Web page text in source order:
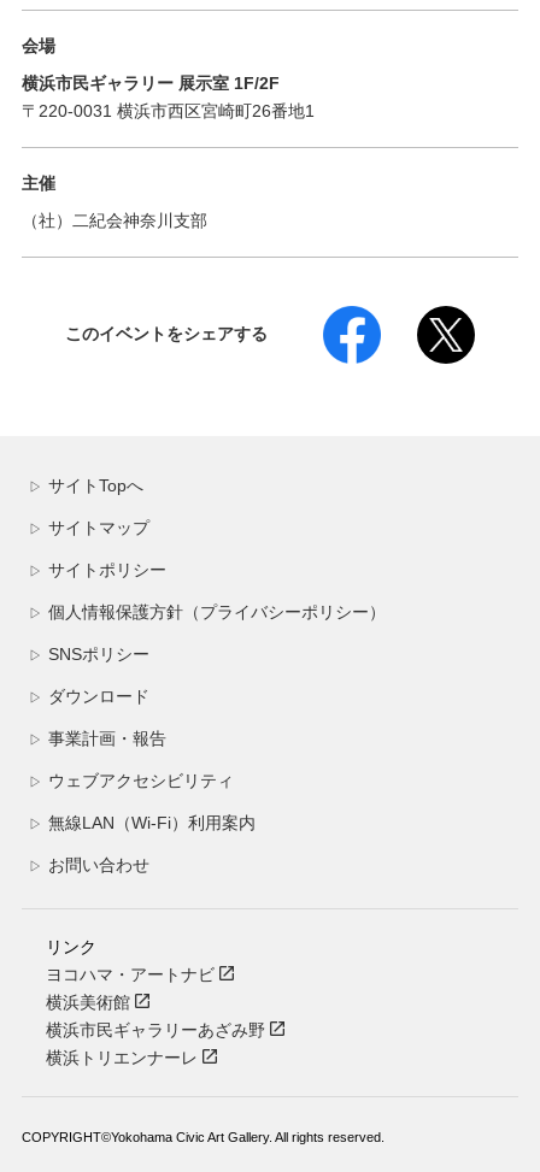
会場
横浜市民ギャラリー 展示室 1F/2F
〒220-0031 横浜市西区宮崎町26番地1
主催
（社）二紀会神奈川支部
このイベントをシェアする
▷ サイトTopへ
▷ サイトマップ
▷ サイトポリシー
▷ 個人情報保護方針（プライバシーポリシー）
▷ SNSポリシー
▷ ダウンロード
▷ 事業計画・報告
▷ ウェブアクセシビリティ
▷ 無線LAN（Wi-Fi）利用案内
▷ お問い合わせ
リンク
ヨコハマ・アートナビ
横浜美術館
横浜市民ギャラリーあざみ野
横浜トリエンナーレ
COPYRIGHT©Yokohama Civic Art Gallery. All rights reserved.